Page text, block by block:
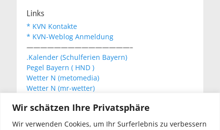
Wir schätzen Ihre Privatsphäre
Wir verwenden Cookies, um Ihr Surferlebnis zu verbessern
Links
* KVN Kontakte
* KVN-Weblog Anmeldung
———————————————–
.Kalender (Schulferien Bayern)
Pegel Bayern ( HND )
Wetter N (metomedia)
Wetter N (mr-wetter)